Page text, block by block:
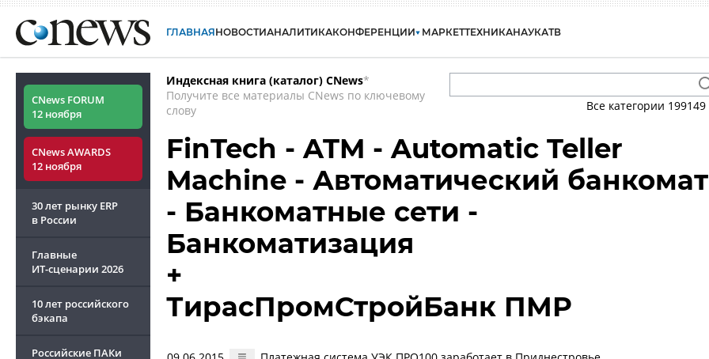
ГЛАВНАЯНОВОСТИАНАЛИТИКАКОНФЕРЕНЦИИ МАРКЕТТЕХНИКАНАУКАТВ
CNews FORUM
12 ноября
CNews AWARDS
12 ноября
30 лет рынку ERP
в России
Главные
ИТ-сценарии 2026
10 лет российского
бэкапа
Российские ПАКи
Индексная книга (каталог) CNews*
Получите все материалы CNews по ключевому
слову
Все категории 199149
FinTech - ATM - Automatic Teller
Machine - Автоматический банкомат
- Банкоматные сети -
Банкоматизация
+
ТирасПромСтройБанк ПМР